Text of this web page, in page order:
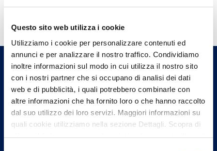
Questo sito web utilizza i cookie
Utilizziamo i cookie per personalizzare contenuti ed
annunci e per analizzare il nostro traffico. Condividiamo
inoltre informazioni sul modo in cui utilizza il nostro sito
con i nostri partner che si occupano di analisi dei dati
web e di pubblicità, i quali potrebbero combinarle con
altre informazioni che ha fornito loro o che hanno raccolto
dal suo utilizzo dei loro servizi. Maggiori informazioni su
quali cookie utilizziamo nella sezione Dettagli. Scopra di
più su chi siamo, come può contattarci e come trattiamo i
Hai bisogno di
informazioni?
Trova l'Agenzia più vicina a te e parla con
un nostro Agente.
Contattaci